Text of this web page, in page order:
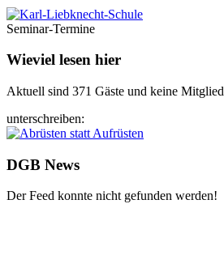
Seminar-Termine
Wieviel lesen hier
Aktuell sind 371 Gäste und keine
unterschreiben:
DGB News
Der Feed konnte nicht gefunden werden!